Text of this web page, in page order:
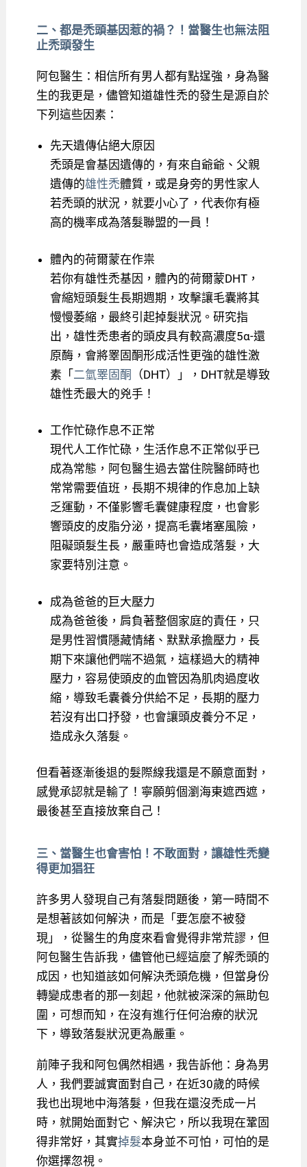
二、都是禿頭基因惹的禍？！當醫生也無法阻
止禿頭發生
阿包醫生：相信所有男人都有點逞強，身為醫
生的我更是，儘管知道雄性禿的發生是源自於
下列這些因素：
先天遺傳佔絕大原因
禿頭是會基因遺傳的，有來自爺爺、父親
遺傳的雄性禿體質，或是身旁的男性家人
若禿頭的狀況，就要小心了，代表你有極
高的機率成為落髮聯盟的一員！
體內的荷爾蒙在作祟
若你有雄性禿基因，體內的荷爾蒙DHT，
會縮短頭髮生長期週期，攻擊讓毛囊將其
慢慢萎縮，最終引起掉髮狀況。研究指
出，雄性禿患者的頭皮具有較高濃度5α-還
原酶，會將睪固酮形成活性更強的雄性激
素「二氫睪固酮
（DHT）」，DHT就是導致
雄性禿最大的兇手！
工作忙碌作息不正常
現代人工作忙碌，生活作息不正常似乎已
成為常態，阿包醫生過去當住院醫師時也
常常需要值班，長期不規律的作息加上缺
乏運動，不僅影響毛囊健康程度，也會影
響頭皮的皮脂分泌，提高毛囊堵塞風險，
阻礙頭髮生長，嚴重時也會造成落髮，大
家要特別注意。
成為爸爸的巨大壓力
成為爸爸後，肩負著整個家庭的責任，只
是男性習慣隱藏情緒、默默承擔壓力，長
期下來讓他們喘不過氣，這樣過大的精神
壓力，容易使頭皮的血管因為肌肉過度收
縮，導致毛囊養分供給不足，長期的壓力
若沒有出口抒發，也會讓頭皮養分不足，
造成永久落髮。
但看著逐漸後退的髮際線我還是不願意面對，
感覺承認就是輸了！寧願剪個瀏海東遮西遮，
最後甚至直接放棄自己！
三、當醫生也會害怕！不敢面對，讓雄性禿變
得更加猖狂
許多男人發現自己有落髮問題後，第一時間不
是想著該如何解決，而是「要怎麼不被發
現」，從醫生的角度來看會覺得非常荒謬，但
阿包醫生告訴我，儘管他已經這麼了解禿頭的
成因，也知道該如何解決禿頭危機，但當身份
轉變成患者的那一刻起，他就被深深的無助包
圍，可想而知，在沒有進行任何治療的狀況
下，導致落髮狀況更為嚴重。
前陣子我和阿包偶然相遇，我告訴他：身為男
人，我們要誠實面對自己，在近30歲的時候
我也出現地中海落髮，但我在還沒禿成一片
時，就開始面對它、解決它，所以我現在鞏固
得非常好，其實掉髮本身並不可怕，可怕的是
你選擇忽視。